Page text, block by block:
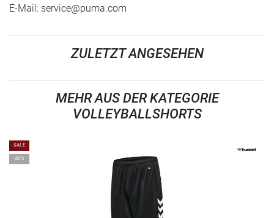
E-Mail: service@puma.com
ZULETZT ANGESEHEN
MEHR AUS DER KATEGORIE
VOLLEYBALLSHORTS
SALE
-60%